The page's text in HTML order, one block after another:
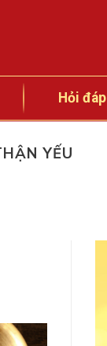
Hỏi đáp
YẾU